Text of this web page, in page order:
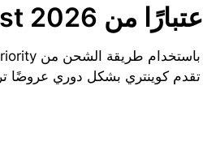
من 2026
كوينتري بشكل دوري عروضًا